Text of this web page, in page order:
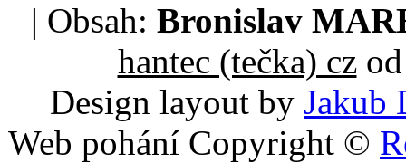
| Obsah: Bronislav
hantec (tečka) czod
Design layout by Jakub
Web pohání Copyright ©